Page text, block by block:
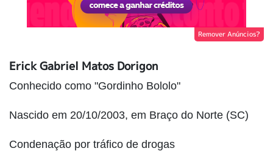
Remover Anúncios?
Erick Gabriel Matos Dorigon
Conhecido como "Gordinho Bololo"
Nascido em 20/10/2003, em Braço do Norte (SC)
Condenação por tráfico de drogas